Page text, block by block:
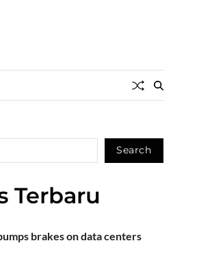
Search
Terbaru
brakes on data centers